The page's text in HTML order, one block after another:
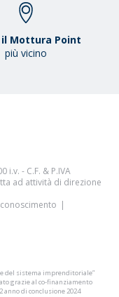
il Mottura Point
più vicino
i.v. - C.F. & P.IVA
ad attività di direzione
del sistema imprenditoriale”
grazie al co-finanziamento
anno di conclusione 2024